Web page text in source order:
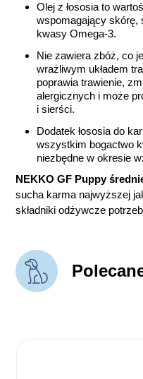
Olej z łososia to
wspomagający skórę,
kwasy Omega-3.
Nie zawiera zbóż, co
wrażliwym układem
poprawia trawienie,
alergicznych i może
i sierści.
Dodatek łososia do
wszystkim bogactwo
niezbędne w okresie
NEKKO GF Puppy
sucha karma najwyższej
składniki odżywcze